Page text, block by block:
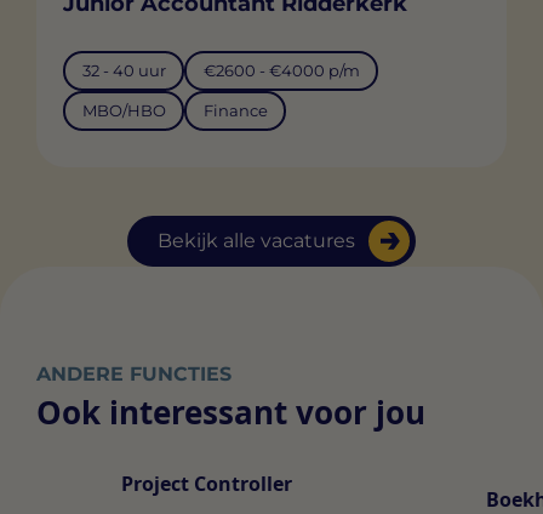
Bekijk alle vacatures
32 - 40 uur €2600 - €4000 p/m
MBO/HBO Finance
ANDERE FUNCTIES
Ook interessant voor jou
Project Controller